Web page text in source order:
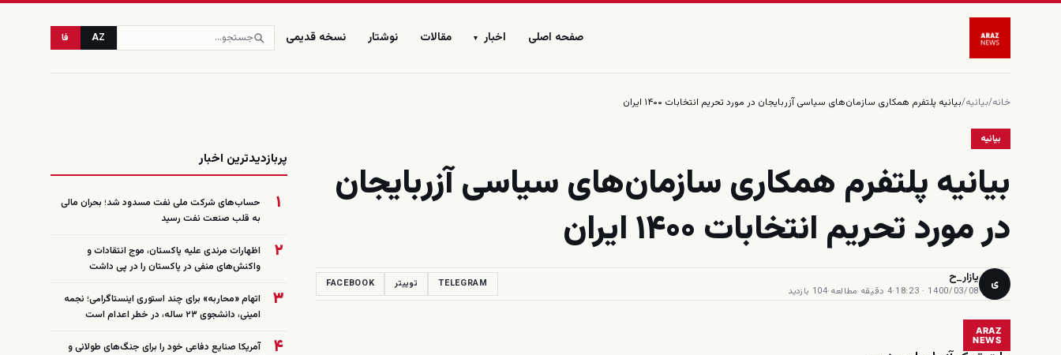
صفحه اصلی اخبار ▾ مقالات نوشتار نسخه قدیمی AZ فا
خانه/بیانیه/بیانیه پلتفرم همکاری سازمان‌های سیاسی آزربایجان در مورد تحریم انتخابات ۱۴۰۰ ایران
بیانیه
بیانیه پلتفرم همکاری سازمان‌های سیاسی آزربایجان
در مورد تحریم انتخابات ۱۴۰۰ ایران
ی یازار_ح
1400/03/08 · 18:23
·4 دقیقه مطالعه ·104 بازدید
TELEGRAM توییتر FACEBOOK
ARAZ
NEWS
پربازدیدترین اخبار
۱
حساب‌های شرکت ملی نفت مسدود شد؛ بحران مالی
به قلب صنعت نفت رسید
۲
اظهارات مرندی علیه پاکستان، موج انتقادات و
واکنش‌های منفی در پاکستان را در پی داشت
۳
اتهام «محاربه» برای چند استوری اینستاگرامی؛ نجمه
امینی، دانشجوی ۲۳ ساله، در خطر اعدام است
۴
آمریکا صنایع دفاعی خود را برای جنگ‌های طولانی و